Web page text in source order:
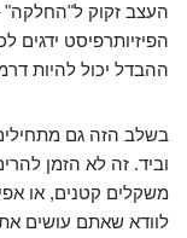
העצב זקוק ל"החלקה"
הפיזיותרפיסט ידגים
ההבדל יכול להיות
בשלב הזה גם
וביד. זה לא הזמן
משקלים קטנים, או
לוודא שאתם עושים